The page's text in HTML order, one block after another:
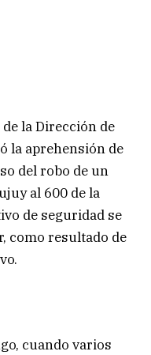
la Dirección de
la aprehensión de
del robo de un
al 600 de la
de seguridad se
como resultado de
cuando varios